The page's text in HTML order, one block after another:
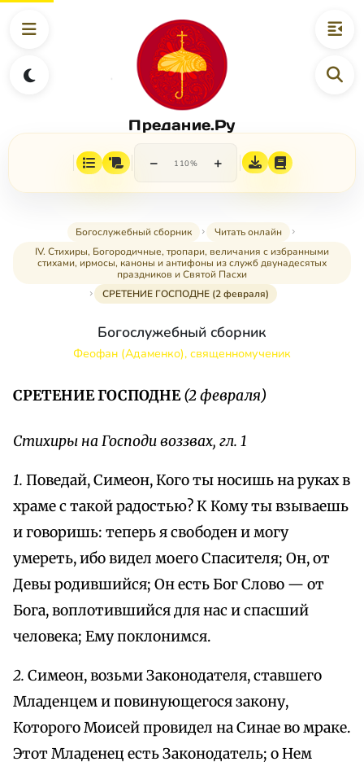
Предание.Ру
− 110% +
Богослужебный сборник
Читать онлайн
IV. Стихиры, Богородичные, тропари, величания с избранными
стихами, ирмосы, каноны и антифоны из служб двунадесятых
праздников и Святой Пасхи
СРЕТЕНИЕ ГОСПОДНЕ (2 февраля)
Богослужебный сборник
Феофан (Адаменко), священномученик
СРЕТЕНИЕ ГОСПОДНЕ (2 февраля)
Стихиры на Господи воззвах, гл. 1
1. Поведай, Симеон, Кого ты носишь на руках в
храме с такой радостью? К Кому ты взываешь
и говоришь: теперь я свободен и могу
умереть, ибо видел моего Спасителя; Он, от
Девы родившийся; Он есть Бог Слово — от
Бога, воплотившийся для нас и спасший
человека; Ему поклонимся.
2. Симеон, возьми Законодателя, ставшего
Младенцем и повинующегося закону,
Которого Моисей провидел на Синае во мраке.
Этот Младенец есть Законодатель; о Нем